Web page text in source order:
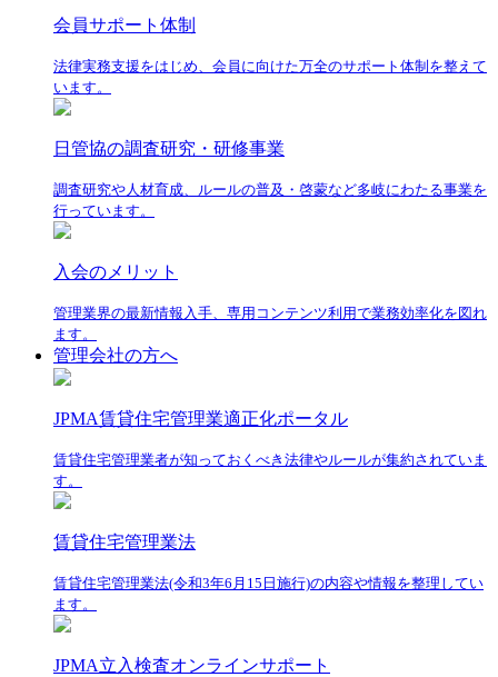
会員サポート体制
法律実務支援をはじめ、会員に向けた万全のサポート体制を整えて
います。
日管協の調査研究・研修事業
調査研究や人材育成、ルールの普及・啓蒙など多岐にわたる事業を
行っています。
入会のメリット
管理業界の最新情報入手、専用コンテンツ利用で業務効率化を図れ
ます。
管理会社の方へ
JPMA賃貸住宅管理業適正化ポータル
賃貸住宅管理業者が知っておくべき法律やルールが集約されていま
す。
賃貸住宅管理業法
賃貸住宅管理業法(令和3年6月15日施行)の内容や情報を整理してい
ます。
JPMA立入検査オンラインサポート